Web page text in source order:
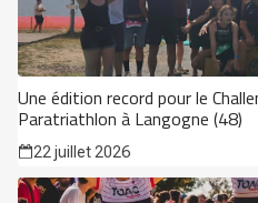
Une édition record pour le
Paratriathlon à Langogne (48)
22 juillet 2026